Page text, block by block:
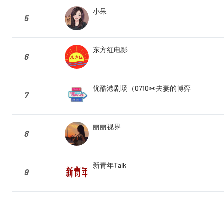
5
小呆
6
东方红电影
7
优酷港剧场（0710👀夫妻的博弈
8
丽丽视界
9
新青年Talk